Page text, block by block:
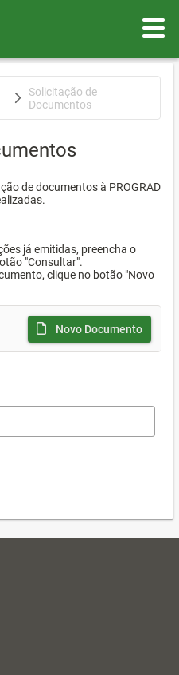
Solicitação de
Documentos
de documentos à PROGRAD
já emitidas, preencha o
"Consultar".
clique no botão "Novo
Novo Documento